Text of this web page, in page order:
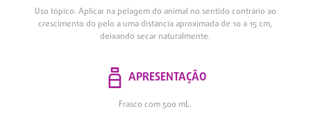
Uso tópico. Aplicar na pelagem do animal no sentido contrário ao
crescimento do pelo a uma distância aproximada de 10 a 15 cm,
deixando secar naturalmente.
APRESENTAÇÃO
Frasco com 500 mL.